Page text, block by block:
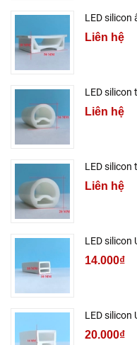
LED silicon
Liên hệ
LED silicon
Liên hệ
LED silicon
Liên hệ
LED silicon
14.000₫
LED silicon
20.000₫